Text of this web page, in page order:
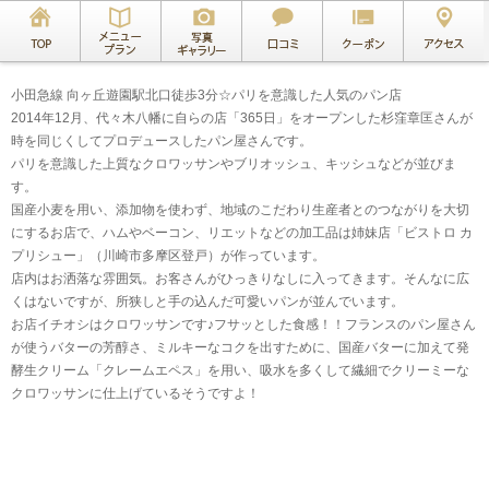
小田急線 向ヶ丘遊園駅北口徒歩3分☆パリを意識した人気のパン店
2014年12月、代々木八幡に自らの店「365日」をオープンした杉窪章匡さんが
時を同じくしてプロデュースしたパン屋さんです。
パリを意識した上質なクロワッサンやブリオッシュ、キッシュなどが並びま
す。
国産小麦を用い、添加物を使わず、地域のこだわり生産者とのつながりを大切
にするお店で、ハムやベーコン、リエットなどの加工品は姉妹店「ビストロ カ
プリシュー」（川崎市多摩区登戸）が作っています。
店内はお洒落な雰囲気。お客さんがひっきりなしに入ってきます。そんなに広
くはないですが、所狭しと手の込んだ可愛いパンが並んでいます。
お店イチオシはクロワッサンです♪フサッとした食感！！フランスのパン屋さん
が使うバターの芳醇さ、ミルキーなコクを出すために、国産バターに加えて発
酵生クリーム「クレームエペス」を用い、吸水を多くして繊細でクリーミーな
クロワッサンに仕上げているそうですよ！